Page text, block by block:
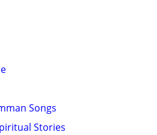
Songs
Stories